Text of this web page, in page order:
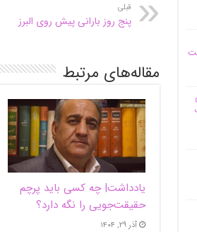
قبلی
پنج روز بارانی پیش روی البرز
مقاله‌های مرتبط
یادداشت| ‌چه کسی باید پرچم
حقیقت‌جویی را نگه دارد؟
آذر ۲۹, ۱۴۰۴